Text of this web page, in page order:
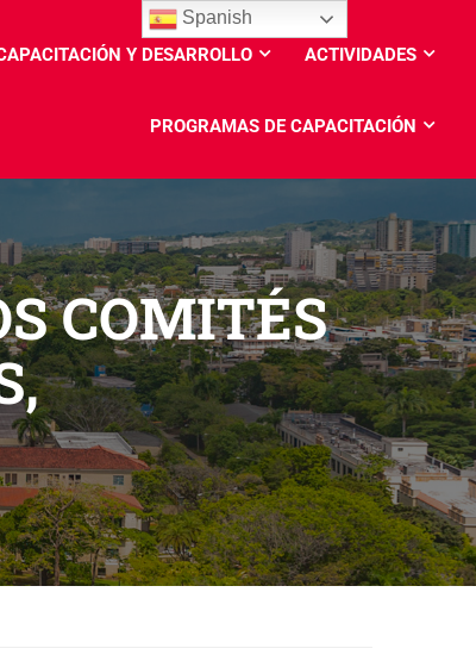
Y DESARROLLO ACTIVIDADES
PROGRAMAS DE CAPACITACIÓN
COMITÉS
Spanish